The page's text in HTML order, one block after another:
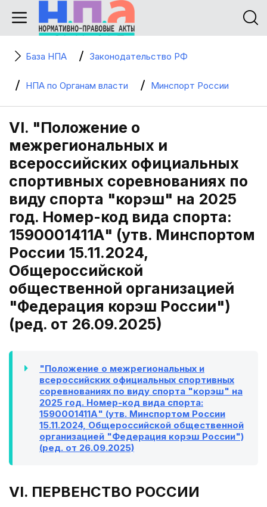
База НПА Законодательство РФ
НПА по Органам власти Минспорт России
VI. "Положение о
межрегиональных и
всероссийских официальных
спортивных соревнованиях по
виду спорта "корэш" на 2025
год. Номер-код вида спорта:
1590001411А" (утв. Минспортом
России 15.11.2024,
Общероссийской
общественной организацией
"Федерация корэш России")
(ред. от 26.09.2025)
"Положение о межрегиональных и
всероссийских официальных спортивных
соревнованиях по виду спорта "корэш" на
2025 год. Номер-код вида спорта:
1590001411А" (утв. Минспортом России
15.11.2024, Общероссийской общественной
организацией "Федерация корэш России")
(ред. от 26.09.2025)
VI. ПЕРВЕНСТВО РОССИИ